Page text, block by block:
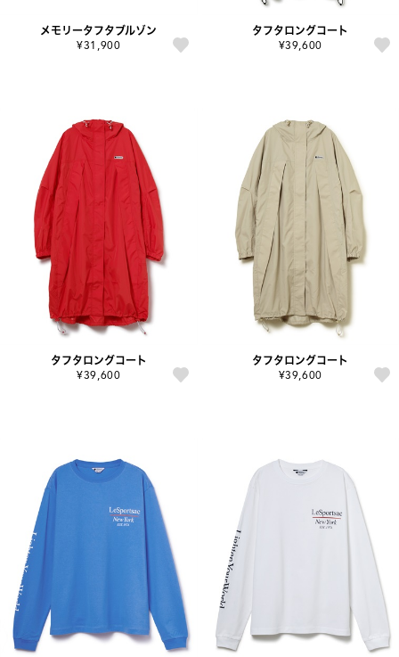
メモリータフタブルゾン
¥31,900
タフタロングコート
¥39,600
タフタロングコート
¥39,600
タフタロングコート
¥39,600